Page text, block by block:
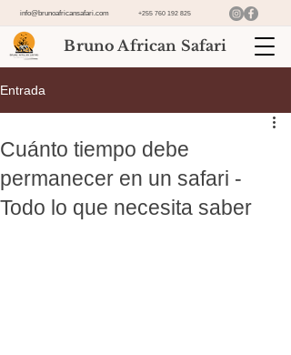
info@brunoafricansafari.com +255 760 192 825
Bruno African Safari
Entrada
Cuánto tiempo debe
permanecer en un safari -
Todo lo que necesita saber